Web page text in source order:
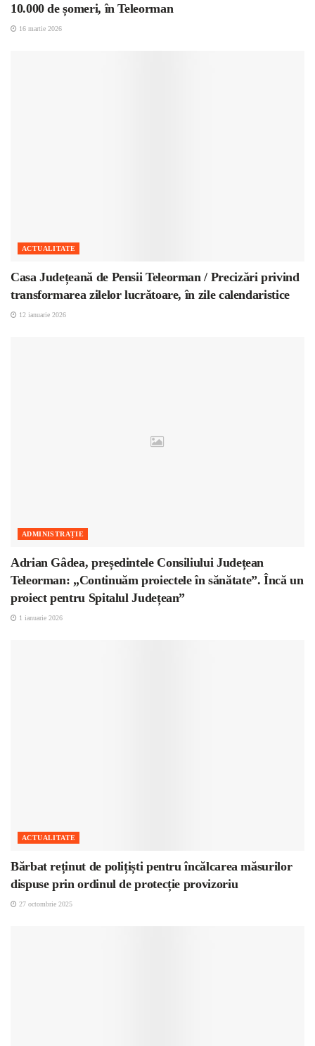
10.000 de șomeri, în Teleorman
16 martie 2026
ACTUALITATE
Casa Județeană de Pensii Teleorman / Precizări privind
transformarea zilelor lucrătoare, în zile calendaristice
12 ianuarie 2026
ADMINISTRAȚIE
Adrian Gâdea, președintele Consiliului Județean
Teleorman: „Continuăm proiectele în sănătate”. Încă un
proiect pentru Spitalul Județean”
1 ianuarie 2026
ACTUALITATE
Bărbat reținut de polițiști pentru încălcarea măsurilor
dispuse prin ordinul de protecție provizoriu
27 octombrie 2025